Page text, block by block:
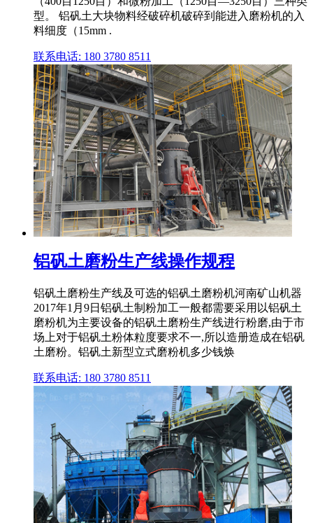
型。 铝矾土大块物料经破碎机破碎到能进入磨粉机的入
料细度（15mm .
联系电话: 180 3780 8511
铝矾土磨粉生产线操作规程
铝矾土磨粉生产线及可选的铝矾土磨粉机河南矿山机器
2017年1月9日铝矾土制粉加工一般都需要采用以铝矾土
磨粉机为主要设备的铝矾土磨粉生产线进行粉磨,由于市
场上对于铝矾土粉体粒度要求不一,所以造册造成在铝矾
土磨粉。铝矾土新型立式磨粉机多少钱焕
联系电话: 180 3780 8511